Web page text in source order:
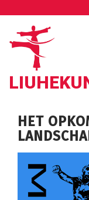
inhoud
HET